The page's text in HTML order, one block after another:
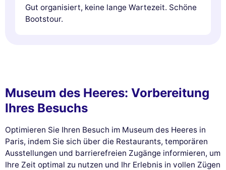
Gut organisiert, keine lange Wartezeit. Schöne
Bootstour.
Museum des Heeres: Vorbereitung
Ihres Besuchs
Optimieren Sie Ihren Besuch im Museum des Heeres in
Paris, indem Sie sich über die Restaurants, temporären
Ausstellungen und barrierefreien Zugänge informieren, um
Ihre Zeit optimal zu nutzen und Ihr Erlebnis in vollen Zügen